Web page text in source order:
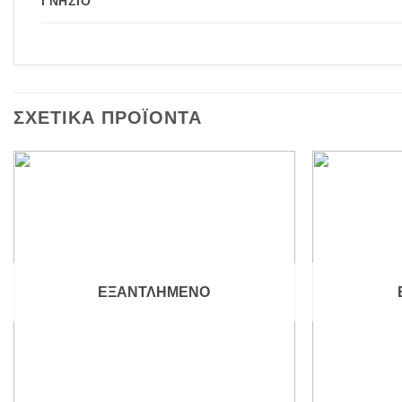
ΣΧΕΤΙΚΆ ΠΡΟΪΌΝΤΑ
ΕΞΑΝΤΛΗΜΈΝΟ